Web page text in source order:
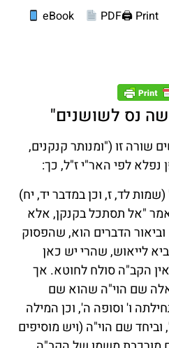
Print 🖨
PDF
eBook
נס לשושנים"
שורה זו ("ומנותר קנקנים,
לפי האר"י ז"ל, כך:
לד, ז, וכן במדבר יד, יח)
"אל תסתכל בקנקן, אלא
הדברים הוא, שהפסוק
לייאוש, שהרי יש כאן
הקב"ה סולח לחוטא. אך
שם הוי"ה שהוא שם
ו' וסופה ה', וכן המילה
שם הוי"ה (ויש מוסיפים